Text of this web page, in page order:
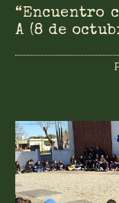
“Encuentro
A (8 de